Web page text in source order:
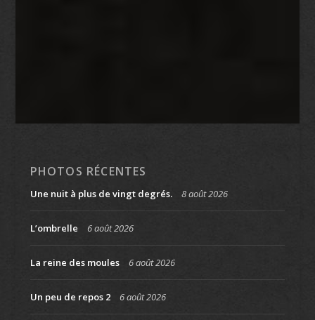
PHOTOS RÉCENTES
Une nuit à plus de vingt degrés. 8 août 2026
L’ombrelle 6 août 2026
La reine des moules 6 août 2026
Un peu de repos 2 6 août 2026